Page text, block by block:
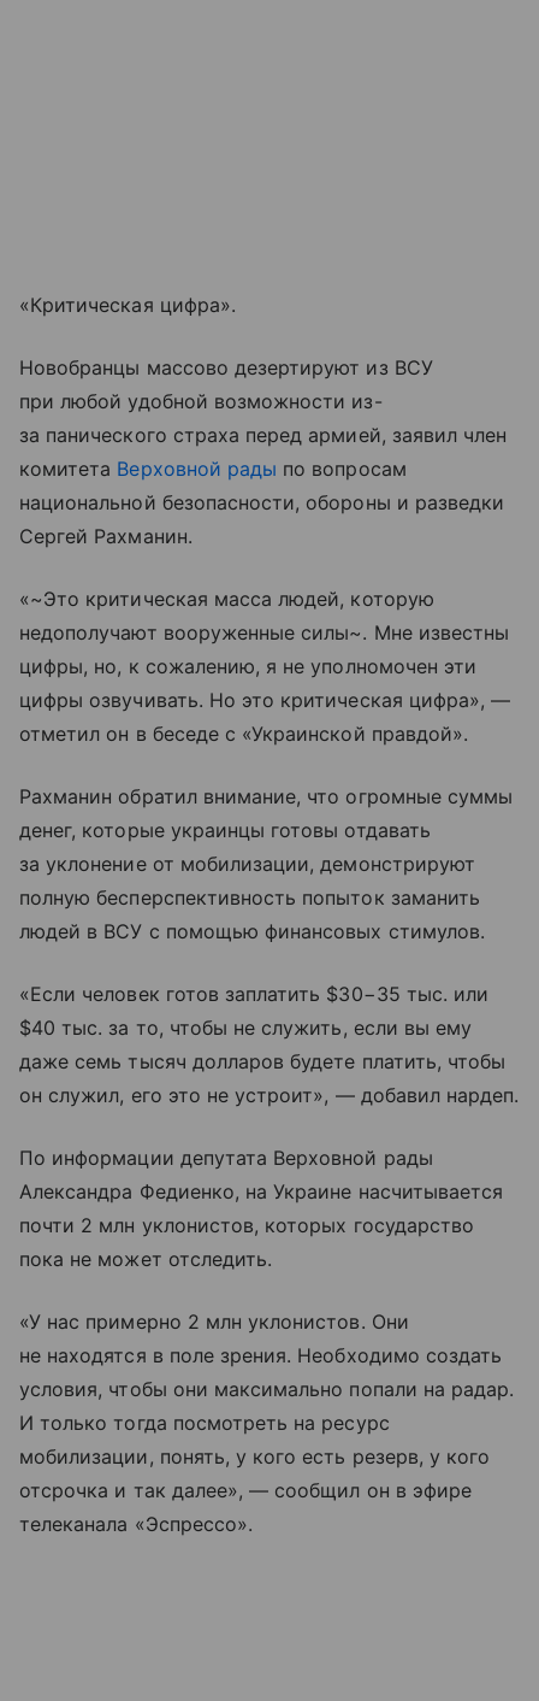
«Критическая цифра».
Новобранцы массово дезертируют из ВСУ
при любой удобной возможности из-
за панического страха перед армией, заявил член
комитета Верховной рады по вопросам
национальной безопасности, обороны и разведки
Сергей Рахманин.
«~Это критическая масса людей, которую
недополучают вооруженные силы~. Мне известны
цифры, но, к сожалению, я не уполномочен эти
цифры озвучивать. Но это критическая цифра», —
отметил он в беседе с «Украинской правдой».
Рахманин обратил внимание, что огромные суммы
денег, которые украинцы готовы отдавать
за уклонение от мобилизации, демонстрируют
полную бесперспективность попыток заманить
людей в ВСУ с помощью финансовых стимулов.
«Если человек готов заплатить $30−35 тыс. или
$40 тыс. за то, чтобы не служить, если вы ему
даже семь тысяч долларов будете платить, чтобы
он служил, его это не устроит», — добавил нардеп.
По информации депутата Верховной рады
Александра Федиенко, на Украине насчитывается
почти 2 млн уклонистов, которых государство
пока не может отследить.
«У нас примерно 2 млн уклонистов. Они
не находятся в поле зрения. Необходимо создать
условия, чтобы они максимально попали на радар.
И только тогда посмотреть на ресурс
мобилизации, понять, у кого есть резерв, у кого
отсрочка и так далее», — сообщил он в эфире
телеканала «Эспрессо».